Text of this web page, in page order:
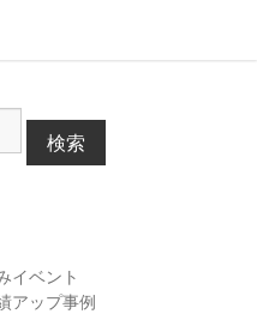
イベント
アップ事例